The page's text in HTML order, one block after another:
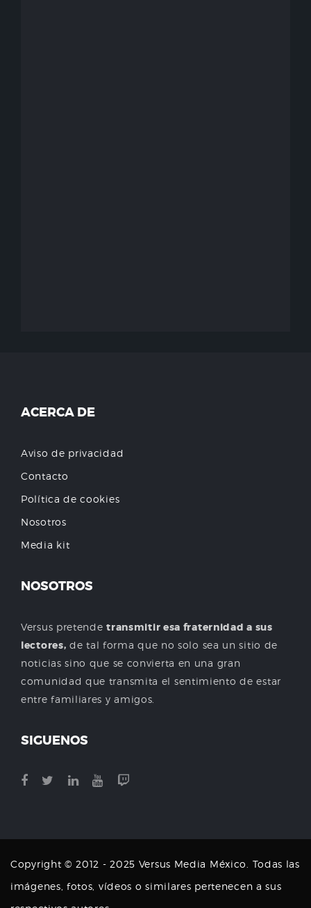
ACERCA DE
Aviso de privacidad
Contacto
Política de cookies
Nosotros
Media kit
NOSOTROS
Versus pretendetransmitir esa fraternidad a sus
lectores, de tal forma que no solo sea un sitio de
noticias sino que se convierta en una gran
comunidad que transmita el sentimiento de estar
entre familiares y amigos.
SIGUENOS
Copyright © 2012 - 2025 Versus Media México. Todas las
imágenes, fotos, vídeos o similares pertenecen a sus